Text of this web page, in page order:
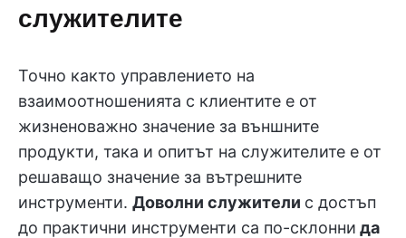
служителите
Точно както управлението на
взаимоотношенията с клиентите е от
жизненоважно значение за външните
продукти, така и опитът на служителите е от
решаващо значение за вътрешните
инструменти. Доволни служители с достъп
до практични инструменти са по-склонни да